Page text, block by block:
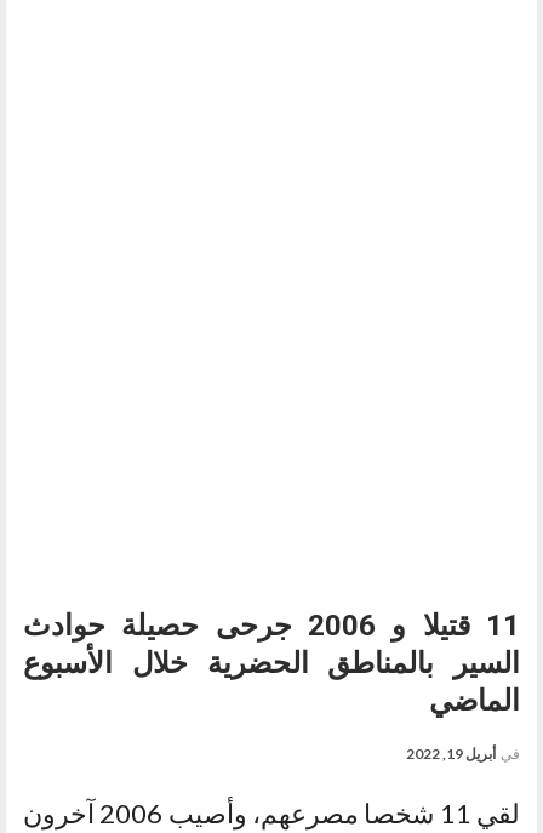
11 قتيلا و 2006 جرحى حصيلة حوادث
السير بالمناطق الحضرية خلال الأسبوع
الماضي
في أبريل 19, 2022
لقي 11 شخصا مصرعهم، وأصيب 2006 آخرون